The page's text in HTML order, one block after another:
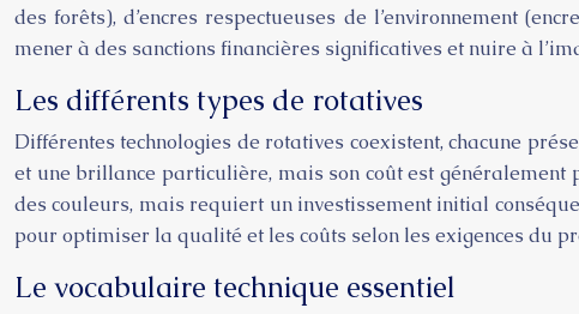
des forêts), d’encres respectueuses de l’environnement
mener à des sanctions financières significatives et nuire à
Les différents types de rotatives
Différentes technologies de rotatives coexistent, chacune
et une brillance particulière, mais son coût est
des couleurs, mais requiert un investissement initial
pour optimiser la qualité et les coûts selon les exigences du
Le vocabulaire technique essentiel